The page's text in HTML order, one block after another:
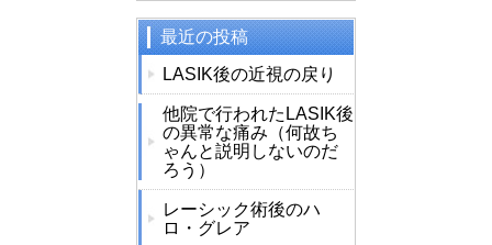
最近の投稿
LASIK後の近視の戻り
他院で行われたLASIK後
の異常な痛み（何故ち
ゃんと説明しないのだ
ろう）
レーシック術後のハ
ロ・グレア